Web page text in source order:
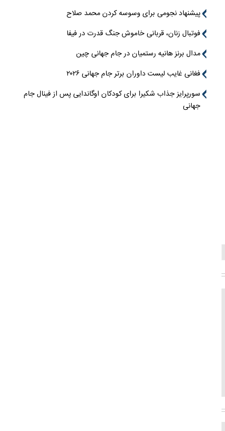
پیشنهاد نجومی برای وسوسه کردن محمد صلاح
فوتبال زنان، قربانی خاموش جنگ قدرت در فیفا
مدال برنز هانیه رستمیان در جام جهانی چین
فغانی غایب لیست داوران برتر جام جهانی ۲۰۲۶
سورپرایز جذاب شکیرا برای کودکان اوگاندایی پس از فینال جام
جهانی